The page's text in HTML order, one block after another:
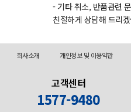
- 기타 취소, 반품관련
친절하게 상담해 드리
회사소개 개인정보 및 이용약관
고객센터
1577-9480